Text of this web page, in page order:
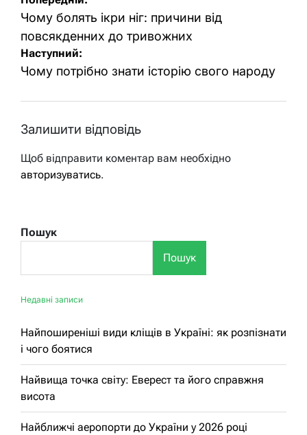
записів
Чому болять ікри ніг: причини від
повсякденних до тривожних
Наступний:
Чому потрібно знати історію свого народу
Залишити відповідь
Щоб відправити коментар вам необхідно
авторизуватись.
Пошук
Пошук
Недавні записи
Найпоширеніші види кліщів в Україні: як розпізнати
і чого боятися
Найвища точка світу: Еверест та його справжня
висота
Найближчі аеропорти до України у 2026 році